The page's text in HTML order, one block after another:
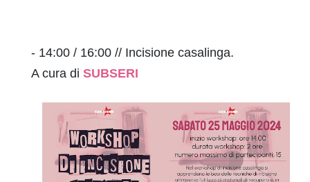
- 14:00 / 16:00 // Incisione casalinga.
A cura di SUBSERI